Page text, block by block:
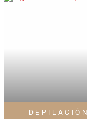
DEPILACIÓN